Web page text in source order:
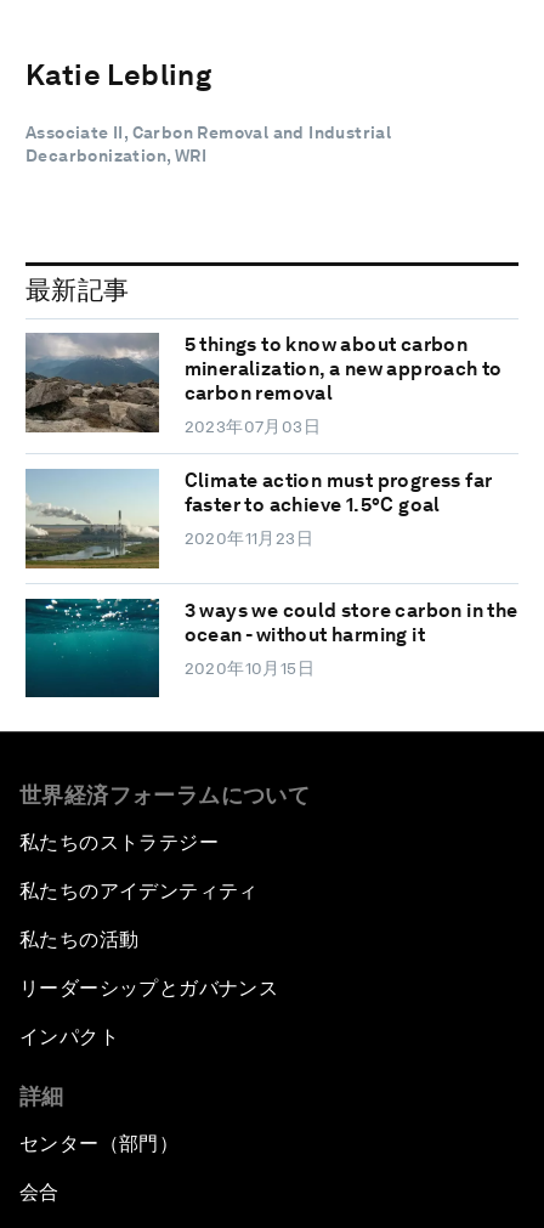
Katie Lebling
Associate II, Carbon Removal and Industrial
Decarbonization, WRI
最新記事
5 things to know about carbon
mineralization, a new approach to
carbon removal
2023年07月03日
Climate action must progress far
faster to achieve 1.5°C goal
2020年11月23日
3 ways we could store carbon in the
ocean - without harming it
2020年10月15日
世界経済フォーラムについて
私たちのストラテジー
私たちのアイデンティティ
私たちの活動
リーダーシップとガバナンス
インパクト
詳細
センター（部門）
会合